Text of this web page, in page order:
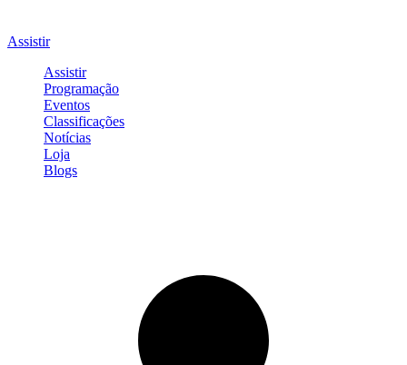
Assistir
Assistir
Programação
Eventos
Classificações
Notícias
Loja
Blogs